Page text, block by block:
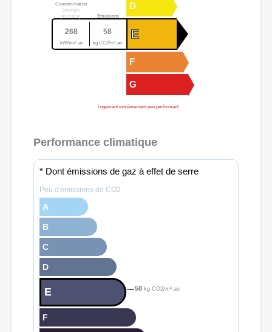
D
Consommation
(énergie
primaire)
Emissions
268
kWh/m².an
58
kg CO2/m².an
E
F
G
Logement extrêmement peu performant
Performance climatique
* Dont émissions de gaz à effet de serre
Peu d'émissions de CO2
A
B
C
D
E 58 kg CO2/m².an
F